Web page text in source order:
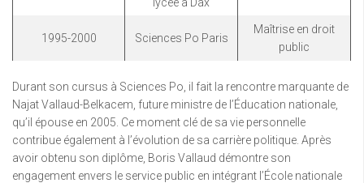
1995-2000 Sciences Po Paris
Maîtrise en droit
public
Durant son cursus à Sciences Po, il fait la rencontre marquante de
Najat Vallaud-Belkacem, future ministre de l’Éducation nationale,
qu’il épouse en 2005. Ce moment clé de sa vie personnelle
contribue également à l’évolution de sa carrière politique. Après
avoir obtenu son diplôme, Boris Vallaud démontre son
engagement envers le service public en intégrant l’École nationale